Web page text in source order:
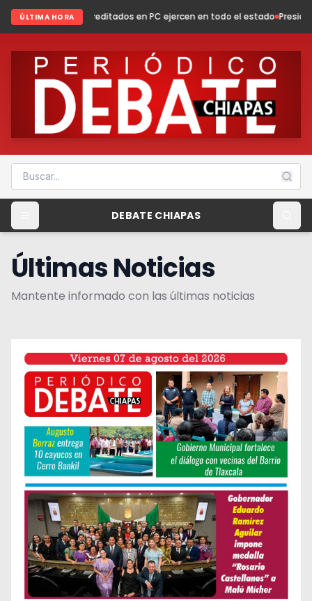
ÚLTIMA HORA
Acreditados en PC ejercen en todo el estado Presidenta Fabiola Ricci
DEBATE CHIAPAS
Últimas Noticias
Mantente informado con las últimas noticias